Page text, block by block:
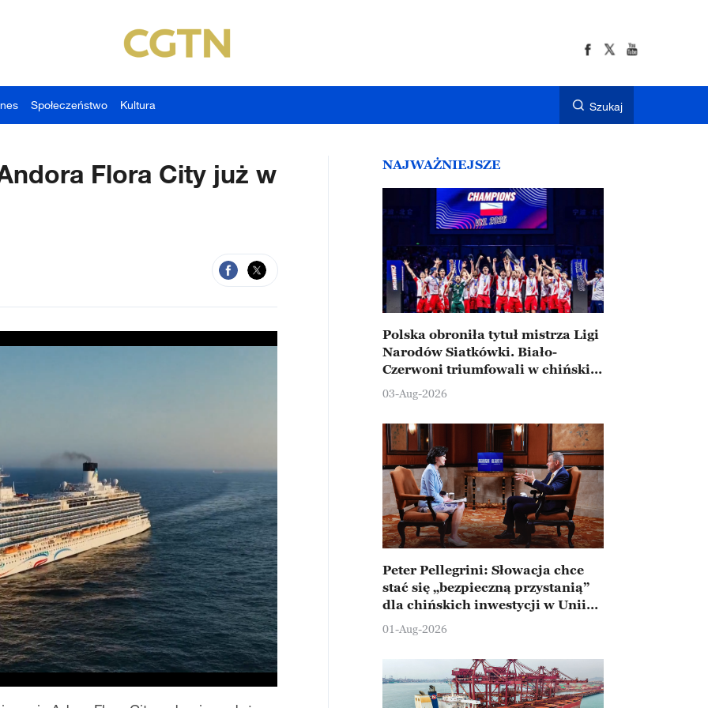
Społeczeństwo Kultura Szukaj
Flora City już w NAJWAŻNIEJSZE
Polska obroniła tytuł mistrza Ligi
Narodów Siatkówki. Biało-
Czerwoni triumfowali w chińskim
Ningbo
03-Aug-2026
Peter Pellegrini: Słowacja chce
stać się „bezpieczną przystanią”
dla chińskich inwestycji w Unii
Europejskiej
01-Aug-2026